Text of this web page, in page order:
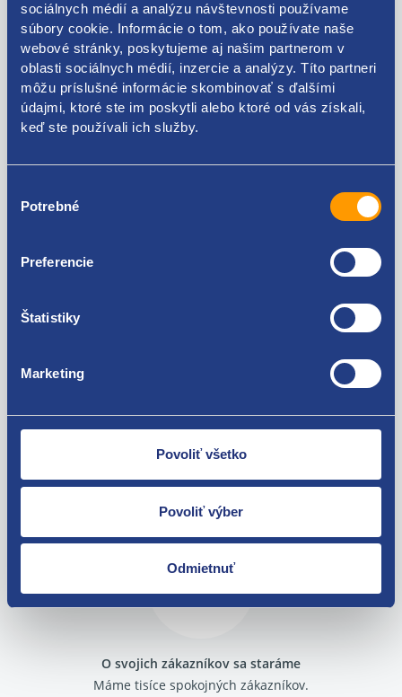
sociálnych médií a analýzu návštevnosti používame
súbory cookie. Informácie o tom, ako používate naše
webové stránky, poskytujeme aj našim partnerom v
oblasti sociálnych médií, inzercie a analýzy. Títo partneri
môžu príslušné informácie skombinovať s ďalšími
údajmi, ktoré ste im poskytli alebo ktoré od vás získali,
keď ste používali ich služby.
súhlasu
Potrebné
Preferencie
Štatistiky
Marketing
Povoliť všetko
Povoliť výber
Odmietnuť
6C0513025AK
Kódy produktov
6C0513025AL 6Q0513025P 6C0513025AK
Použiteľné pre vozidlá
Škoda Fabia I 1999-2007
Škoda Fabia II 2006-2014
Seat Cordoba II 2002 - 2009
Nie ste spokojní? Vyriešime to!
zakúpenia. Alebo vám pošleme náhradu.
O svojich zákazníkov sa staráme
Máme tisíce spokojných zákazníkov.